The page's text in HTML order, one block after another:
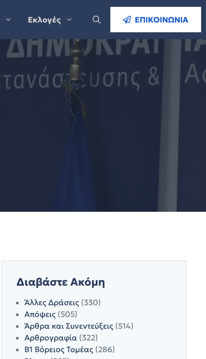
Εκλογές ΕΠΙΚΟΙΝΩΝΙΑ
Διαβάστε Ακόμη
Άλλες Δράσεις(330)
Απόψεις(505)
Άρθρα και Συνεντεύξεις(514)
Αρθρογραφία(322)
Β1 Βόρειος Τομέας(286)